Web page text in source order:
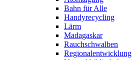
Bahn für Alle
Handyrecycling
Lärm
Madagaskar
Rauchschwalben
Regionalentwicklung